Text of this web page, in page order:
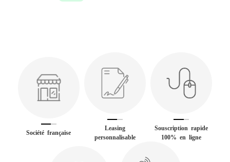
Société française
Leasing
personnalisable
Souscription rapide
100% en ligne